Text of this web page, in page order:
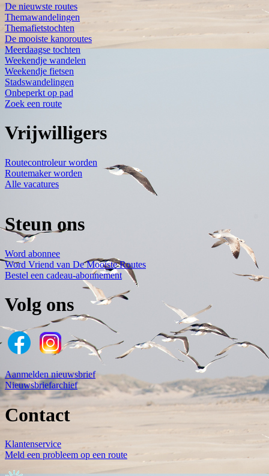
De nieuwste routes
Themawandelingen
Themafietstochten
De mooiste kanoroutes
Meerdaagse tochten
Weekendje wandelen
Weekendje fietsen
Stadswandelingen
Onbeperkt op pad
Zoek een route
Vrijwilligers
Routecontroleur worden
Routemaker worden
Alle vacatures
Steun ons
Word abonnee
Word Vriend van De Mooiste Routes
Bestel een cadeau-abonnement
Volg ons
Aanmelden nieuwsbrief
Nieuwsbriefarchief
Contact
Klantenservice
Meld een probleem op een route